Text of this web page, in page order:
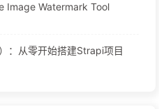
Image Watermark Tool
：从零开始搭建Strapi项目